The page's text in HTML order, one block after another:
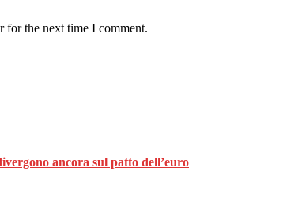
for the next time I comment.
ancora sul patto dell’euro